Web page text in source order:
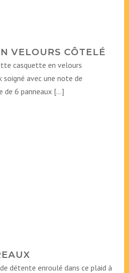
VELOURS CÔTELÉ
casquette en velours
avec une note de
de 6 panneaux […]
détente enroulé dans ce plaid à